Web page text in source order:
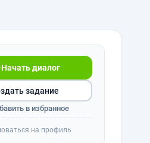
Начать диалог
задание
в избранное
на профиль